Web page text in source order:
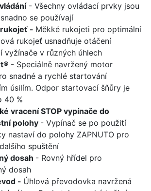
- Všechny ovládací prvky jsou
se používají
- Měkké rukojeti pro optimální
rukojeť usnadňuje otáčení
vyžínače v různých úhlech
- Speciálně navržený motor
snadné a rychlé startování
úsilím. Odpor startovací šňůry je
40 %
vracení STOP vypínače do
polohy - Vypínač se po použití
nastaví do polohy ZAPNUTO pro
spuštění
dosah - Rovný hřídel pro
dosah
- Úhlová převodovka navržená